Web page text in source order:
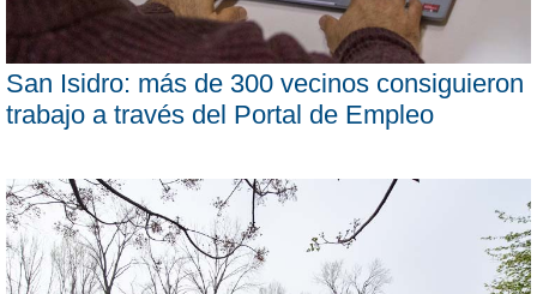
San Isidro: más de 300 vecinos consiguieron
trabajo a través del Portal de Empleo